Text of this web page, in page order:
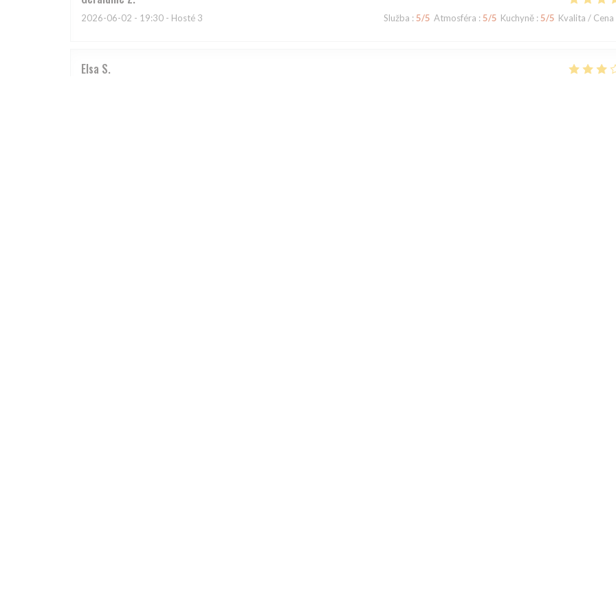
2026-06-02 - 19:30 - Hosté 3 Služba : 5/5 Atmosféra : 5/5 Kuchyně : 5/5 Kvalita / Cena
Elsa S